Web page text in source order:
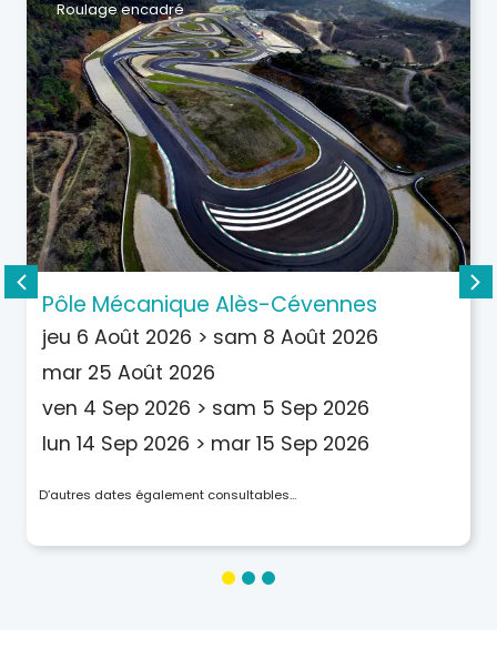
Roulage encadré
Pôle Mécanique Alès-Cévennes
jeu 6 Août 2026 > sam 8 Août 2026
mar 25 Août 2026
ven 4 Sep 2026 > sam 5 Sep 2026
lun 14 Sep 2026 > mar 15 Sep 2026
D’autres dates également consultables…